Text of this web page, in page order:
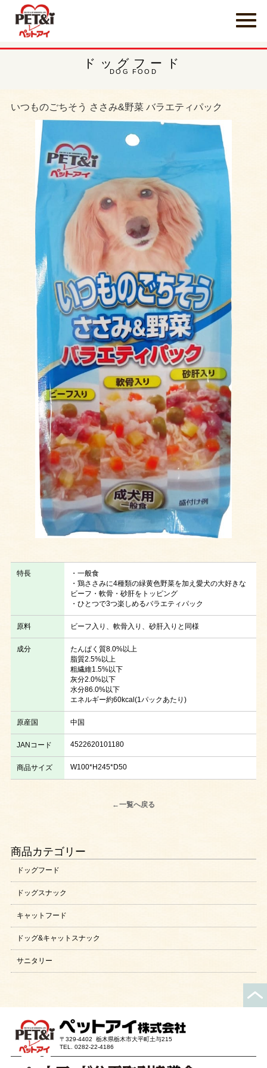
ドッグフード
DOG FOOD
いつものごちそう ささみ&野菜 バラエティパック
特長
・一般食
・鶏ささみに4種類の緑黄色野菜を加え愛犬の大好きな
ビーフ・軟骨・砂肝をトッピング
・ひとつで3つ楽しめるバラエティパック
原料 ビーフ入り、軟骨入り、砂肝入りと同様
成分
たんぱく質8.0%以上
脂質2.5%以上
粗繊維1.5%以下
灰分2.0%以下
水分86.0%以下
エネルギー約60kcal(1パックあたり)
原産国 中国
JANコード 4522620101180
商品サイズ W100*H245*D50
←一覧へ戻る
商品カテゴリー
ドッグフード
ドッグスナック
キャットフード
ドッグ&キャットスナック
サニタリー
〒329-4402 栃木県栃木市大平町土与215
TEL. 0282-22-4186